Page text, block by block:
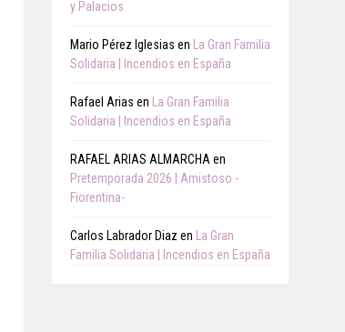
y Palacios
Mario Pérez Iglesias en
La Gran Familia
Solidaria | Incendios en España
Rafael Arias en
La Gran Familia
Solidaria | Incendios en España
RAFAEL ARIAS ALMARCHA en
Pretemporada 2026 | Amistoso -
Fiorentina-
Carlos Labrador Diaz en
La Gran
Familia Solidaria | Incendios en España